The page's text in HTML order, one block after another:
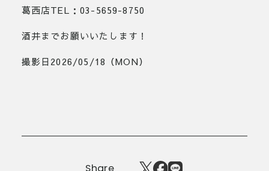
葛西店TEL：03-5659-8750
酒井までお願いいたします！
撮影日2026/05/18（MON）